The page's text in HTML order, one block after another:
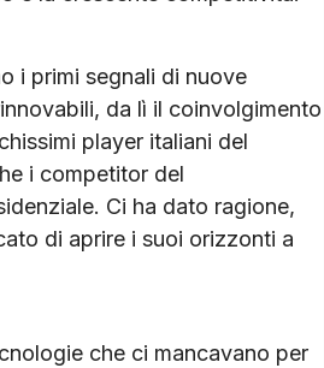
i primi segnali di nuove
da lì il coinvolgimento
player italiani del
i competitor del
Ci ha dato ragione,
di aprire i suoi orizzonti a
che ci mancavano per